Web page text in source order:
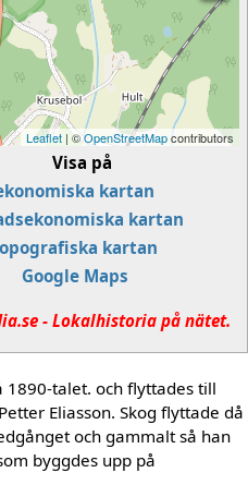
Leaflet | ©OpenStreetMapcontributors
Visa på
kartan
kartan
kartan
Google Maps
- Lokalhistoria på nätet.
1890-talet. och flyttades till
Eliasson. Skog flyttade då
och gammalt så han
byggdes upp på